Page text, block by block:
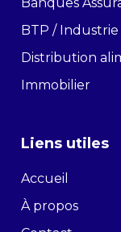
BTP /
Distribution
Immobilier
Liens utiles
Accueil
À propos